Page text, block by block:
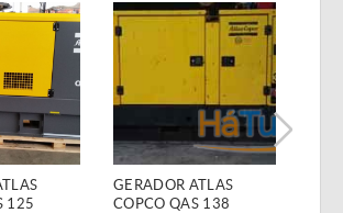
125
GERADOR ATLAS
COPCO QAS 138